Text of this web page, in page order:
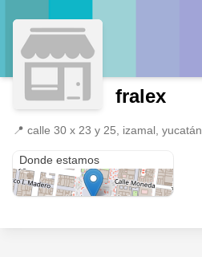
fralex
📍 calle 30 x 23 y 25, izamal, yucatán
Donde estamos